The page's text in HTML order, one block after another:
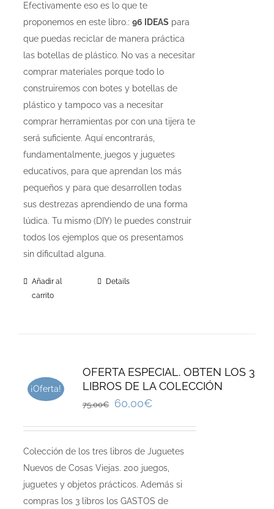
Efectivamente eso es lo que te
proponemos en este libro.: 96 IDEAS para
que puedas reciclar de manera práctica
las botellas de plástico. No vas a necesitar
comprar materiales porque todo lo
construiremos con botes y botellas de
plástico y tampoco vas a necesitar
comprar herramientas por con una tijera te
será suficiente. Aquí encontrarás,
fundamentalmente, juegos y juguetes
educativos, para que aprendan los más
pequeños y para que desarrollen todas
sus destrezas aprendiendo de una forma
lúdica. Tu mismo (DIY) le puedes construir
todos los ejemplos que os presentamos
sin dificultad alguna.
Añadir al
carrito
Details
¡Oferta!
OFERTA ESPECIAL. OBTEN LOS 3
LIBROS DE LA COLECCIÓN
75,00€ 60,00€
Colección de los tres libros de Juguetes
Nuevos de Cosas Viejas. 200 juegos,
juguetes y objetos prácticos. Además si
compras los 3 libros los GASTOS de